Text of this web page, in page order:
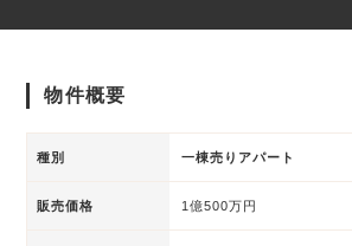
物件概要
種別 一棟売りアパート
販売価格 1億500万円